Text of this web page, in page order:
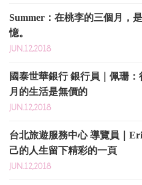
Summer：在桃李的三個月，
憶。
JUN.12,2018
國泰世華銀行 銀行員｜佩珊
月的生活是無價的
JUN.12,2018
台北旅遊服務中心 導覽員｜
己的人生留下精彩的一頁
JUN.12,2018